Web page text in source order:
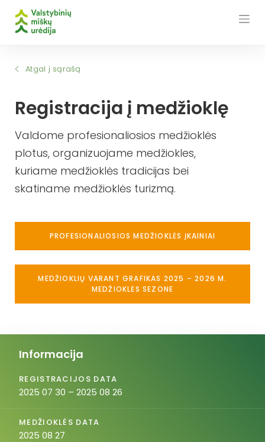
Atgal į sąrašą
Registracija į medžioklę
Valdome profesionaliosios medžioklės
plotus, organizuojame medžiokles,
kuriame medžioklės tradicijas bei
skatiname medžioklės turizmą.
PROFESIONALIOSIOS MEDŽIOKLĖS ĮKAINIAI
MEDŽIOKLIŲ VARANT GRAFIKAS 2025 – 2026 M.
MEDŽIOKLĖS SEZONE
Informacija
REGISTRACIJOS DATA
2025 07 30 – 2025 08 26
MEDŽIOKLĖS DATA
2025 08 27